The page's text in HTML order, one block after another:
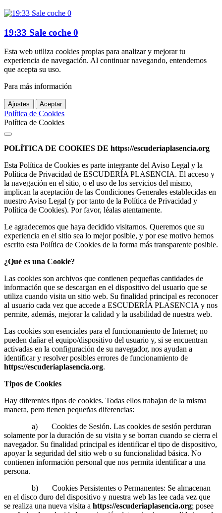
19:33 Sale coche 0
Esta web utiliza cookies propias para analizar y mejorar tu
experiencia de navegación. Al continuar navegando, entendemos
que acepta su uso.
Para más información
Ajustes Aceptar
Política de Cookies
Política de Cookies
POLÍTICA DE COOKIES DE https://escuderiaplasencia.org
Esta Política de Cookies es parte integrante del Aviso Legal y la
Política de Privacidad de ESCUDERÍA PLASENCIA. El acceso y
la navegación en el sitio, o el uso de los servicios del mismo,
implican la aceptación de las Condiciones Generales establecidas en
nuestro Aviso Legal (y por tanto de la Política de Privacidad y
Política de Cookies). Por favor, léalas atentamente.
Le agradecemos que haya decidido visitarnos. Queremos que su
experiencia en el sitio sea lo mejor posible, y por ese motivo hemos
escrito esta Política de Cookies de la forma más transparente posible.
¿Qué es una Cookie?
Las cookies son archivos que contienen pequeñas cantidades de
información que se descargan en el dispositivo del usuario que se
utiliza cuando visita un sitio web. Su finalidad principal es reconocer
al usuario cada vez que accede a ESCUDERÍA PLASENCIA y nos
permite, además, mejorar la calidad y la usabilidad de nuestra web.
Las cookies son esenciales para el funcionamiento de Internet; no
pueden dañar el equipo/dispositivo del usuario y, si se encuentran
activadas en la configuración de su navegador, nos ayudan a
identificar y resolver posibles errores de funcionamiento de
https://escuderiaplasencia.org.
Tipos de Cookies
Hay diferentes tipos de cookies. Todas ellos trabajan de la misma
manera, pero tienen pequeñas diferencias:
a) Cookies de Sesión. Las cookies de sesión perduran
solamente por la duración de su visita y se borran cuando se cierra el
navegador. Su finalidad principal es identificar el tipo de dispositivo,
apoyar la seguridad del sitio web o su funcionalidad básica. No
contienen información personal que nos permita identificar a una
persona.
b) Cookies Persistentes o Permanentes: Se almacenan
en el disco duro del dispositivo y nuestra web las lee cada vez que
se realiza una nueva visita a https://escuderiaplasencia.org; posee